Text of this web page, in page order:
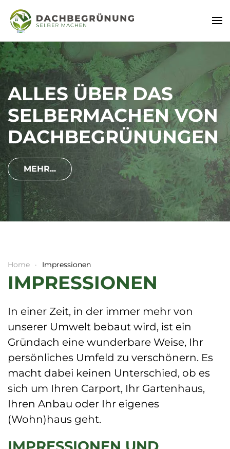
GRÜNDÄCHER
EINFACH UND
SCHNELL SELBER
ANLEGEN
MEHR...
Home Impressionen
IMPRESSIONEN
In einer Zeit, in der immer mehr von
unserer Umwelt bebaut wird, ist ein
Gründach eine wunderbare Weise, Ihr
persönliches Umfeld zu verschönern. Es
macht dabei keinen Unterschied, ob es
sich um Ihren Carport, Ihr Gartenhaus,
Ihren Anbau oder Ihr eigenes
(Wohn)haus geht.